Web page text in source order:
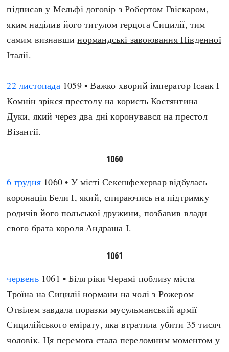
підписав у Мельфі договір з Робертом Гвіскаром,
яким наділив його титулом герцога Сицилії, тим
самим визнавшинормандські завоювання Південної
Італії.
22 листопада1059 • Важко хворий імператор Ісаак I
Комнін зрікся престолу на користь Костянтина
Дуки, який через два дні коронувався на престол
Візантії.
1060
6 грудня 1060 • У місті Секешфехервар відбулась
коронація Бели I, який, спираючись на підтримку
родичів його польської дружини, позбавив влади
свого брата короля Андраша I.
1061
червень1061 • Біля ріки Черамі поблизу міста
Троїна на Сицилії нормани на чолі з Рожером
Отвілем завдала поразки мусульманській армії
Сицилійського емірату, яка втратила убити 35 тисяч
чоловік. Ця перемога стала переломним моментом у